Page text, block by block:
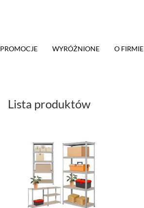
PROMOCJE WYRÓŻNIONE O FIRMIE
Lista produktów